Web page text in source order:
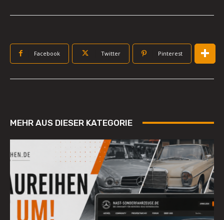
Facebook Twitter Pinterest
MEHR AUS DIESER KATEGORIE